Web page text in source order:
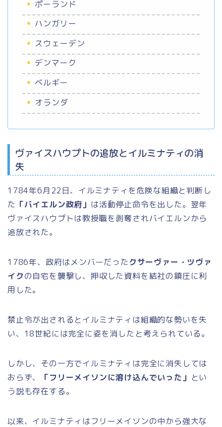
ポーランド
ハンガリー
スウェーデン
デンマーク
ベルギー
オランダ
ヴァイスハウプトの追放とイルミナティの消
失
1784年6月22日、イルミナティを危険な組織と判断し
た 「バイエルン政府」 は活動停止命令を出した。翌年
ヴァイスハウプトは教授職を剥奪されバイエルンから
追放された。
1786年、政府はメンバーだったクサーヴァー・ツヴァ
イクの自宅を襲撃し、押収した資料を結社の鎮圧に利
用した。
禁止令が出されるとイルミナティは組織的な勢いを失
い、18世紀には完全に姿を消したと考えられている。
しかし、その一方でイルミナティは完全に消失しては
おらず、
「フリーメイソンに溶け込んでいった」 とい
う説も存在する。
以来、イルミナティはフリーメイソンの中から強大な